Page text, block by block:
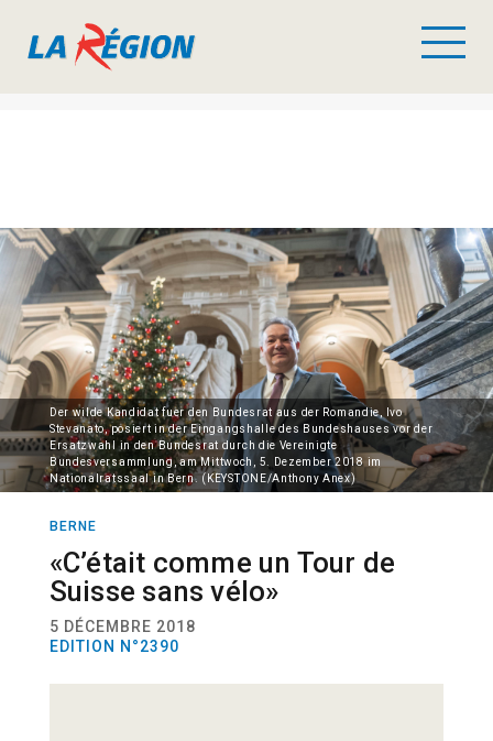
Der wilde Kandidat fuer den Bundesrat aus der Romandie, Ivo
Stevanato, posiert in der Eingangshalle des Bundeshauses vor der
Ersatzwahl in den Bundesrat durch die Vereinigte
Bundesversammlung, am Mittwoch, 5. Dezember 2018 im
Nationalratssaal in Bern. (KEYSTONE/Anthony Anex)
BERNE
«C’était comme un Tour de
Suisse sans vélo»
5 DÉCEMBRE 2018
EDITION N°2390